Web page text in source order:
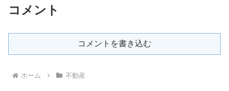
コメント
コメントを書き込む
ホーム 不動産